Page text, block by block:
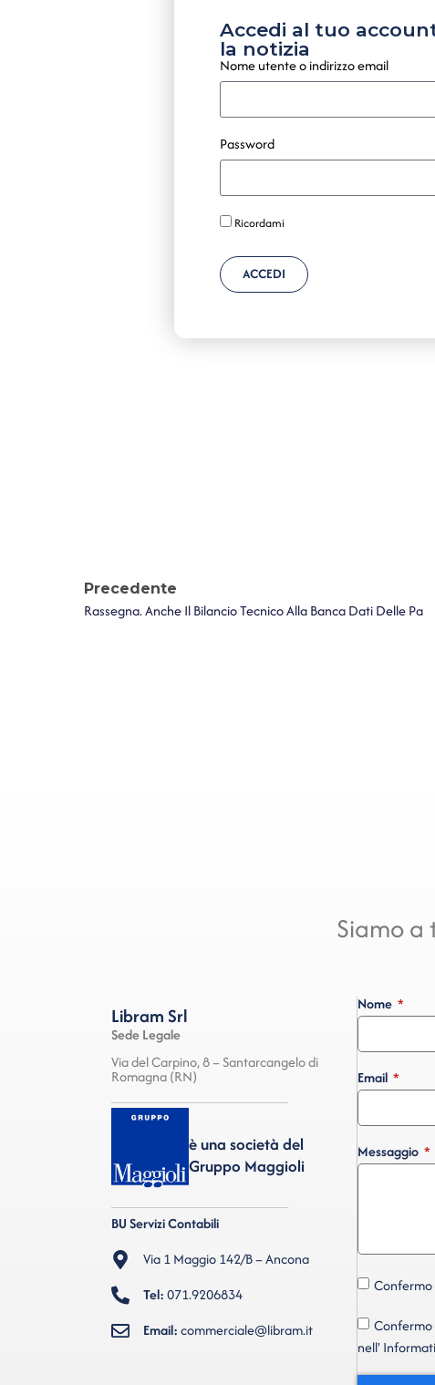
Accedi al tuo
la notizia
Nome utente o indirizzo email
Password
Ricordami
ACCEDI
Precedente
Rassegna. Anche Il Bilancio Tecnico Alla Banca Dati Delle Pa
Siamo a
Libram Srl
Sede Legale
Via del Carpino, 8 – Santarcangelo di
Romagna (RN)
è una società del
Gruppo Maggioli
BU Servizi Contabili
Via 1 Maggio 142/B – Ancona
Tel:071.9206834
Email:commerciale@libram.it
Nome
Email
Messaggio
Confermo
Confermo
nell'